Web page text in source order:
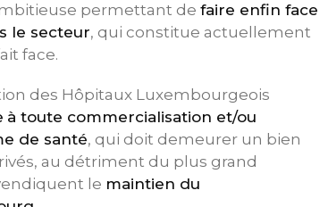
permettant de faire enfin face
le secteur, qui constitue actuellement
face.
des Hôpitaux Luxembourgeois
à toute commercialisation et/ou
de santé, qui doit demeurer un bien
au détriment du plus grand
le maintien du